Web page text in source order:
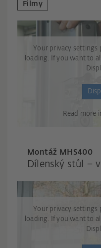
Filmy
Your privacy settings
loading. If you want to
Read more
Montáž MHS400
Dílenský stůl –
Your privacy settings
loading. If you want to